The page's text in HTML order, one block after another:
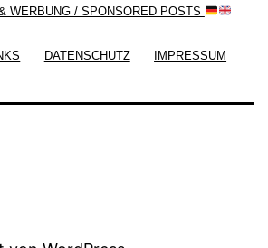
WERBUNG / SPONSORED POSTS
DATENSCHUTZ IMPRESSUM